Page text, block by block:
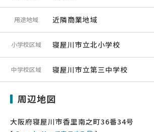
用途地域 近隣商業地域
小学校区域 寝屋川市立北小学校
中学校区域 寝屋川市立第三中学校
周辺地図
大阪府寝屋川市香里南之町36番34号